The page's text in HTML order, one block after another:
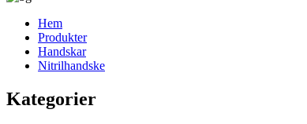
Hem
Produkter
Handskar
Nitrilhandske
Kategorier